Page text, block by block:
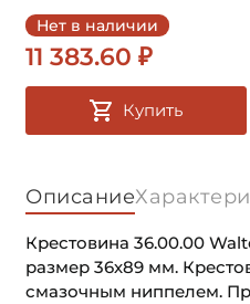
Нет в наличии
11 383.60 ₽
Купить
Описание
Крестовина 36.00.00
размер 36х89 мм.
смазочным ниппелем.